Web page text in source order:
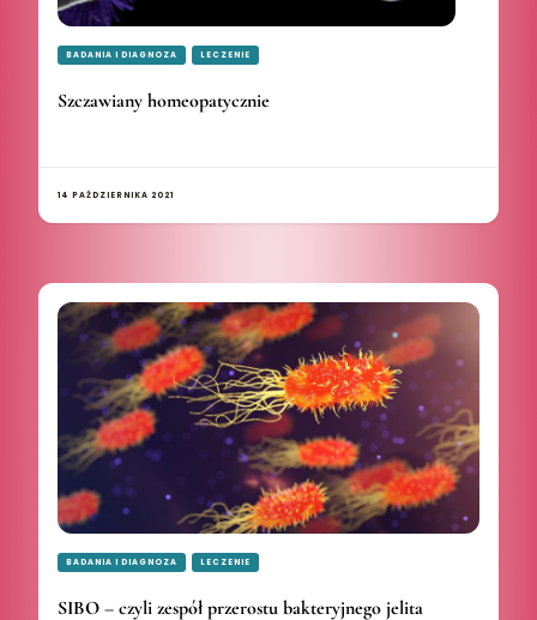
BADANIA I DIAGNOZA LECZENIE
Szczawiany homeopatycznie
14 PAŹDZIERNIKA 2021
BADANIA I DIAGNOZA LECZENIE
SIBO – czyli zespół przerostu bakteryjnego jelita